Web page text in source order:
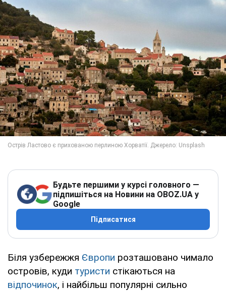
Будьте першими у курсі головного —
підпишіться на Новини на OBOZ.UA у
Google
Підписатися
Біля узбережжя Європи розташовано чимало
островів, куди туристи стікаються на
відпочинок, і найбільш популярні сильно